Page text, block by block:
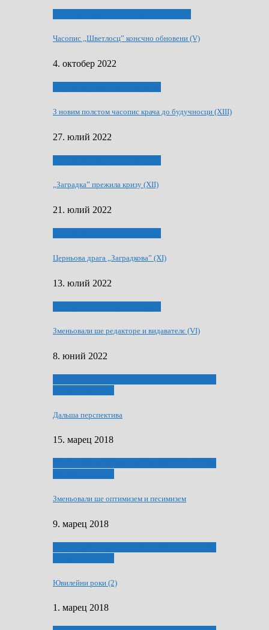
Часопис „Шветлосц” конєчно обновени (V)
4. октобер 2022
З новим полєтом часопис крача до будучносци (XIII)
27. юлий 2022
„Заградка” прежила кризу (XII)
21. юлий 2022
Церньова драга „Заградкова” (XI)
13. юлий 2022
Зменьовали ше редакторе и видавателє (VI)
8. юний 2022
Дальша перспектива
15. марец 2018
Зменьовали ше оптимизем и песимизем
9. марец 2018
Ювилейни роки (2)
1. марец 2018